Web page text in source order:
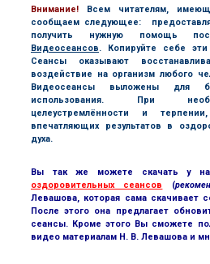
Внимание! Всем читателям,
сообщаем следующее:
получить нужную помощь
Видеосеансов. Копируйте себе
Сеансы оказывают
воздействие на организм любого
Видеосеансы выложены для
использования. При
целеустремлённости и
впечатляющих результатов в
духа.
Вы так же можете скачать у
оздоровительных сеансов (
Левашова, которая сама скачивает
После этого она предлагает
сеансы. Кроме этого Вы сможете
видео материалам Н. В. Левашова и